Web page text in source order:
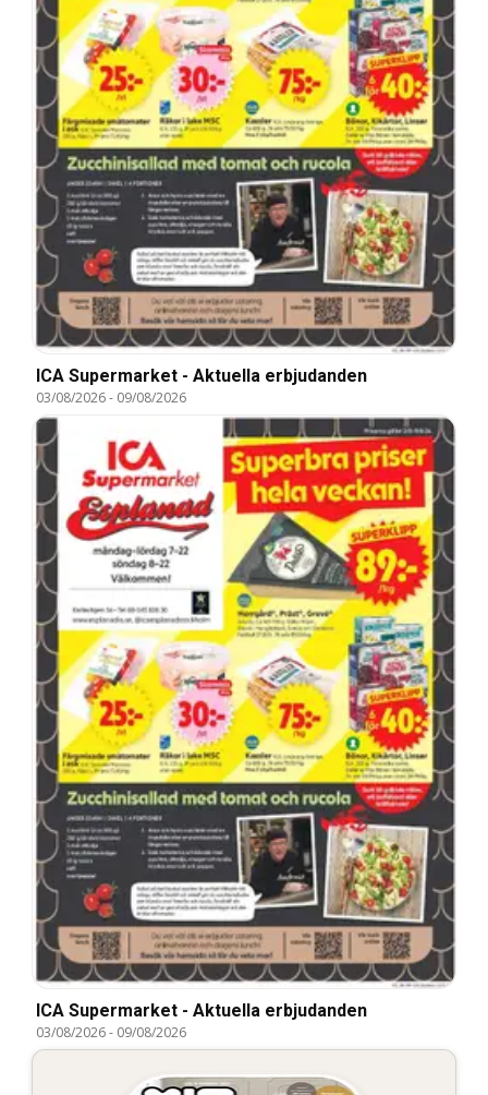
ICA Supermarket - Aktuella erbjudanden
03/08/2026- 09/08/2026
ICA Supermarket - Aktuella erbjudanden
03/08/2026- 09/08/2026